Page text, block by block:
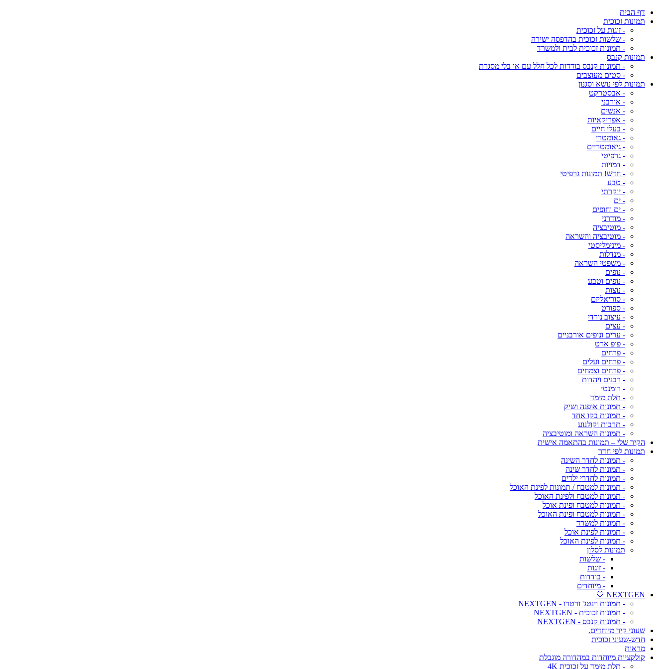
דף הבית
תמונות זכוכית
- זוגות על זכוכית
- שלשות זכוכית בהדפסה ישירה
- תמונות זכוכית לבית ולמשרד
תמונות קנבס
- תמונות קנבס בודדות לכל חלל עם או בלי מסגרת
- סטים מעוצבים
תמונות לפי נושא וסגנון
- אבסטרקט
- אורבני
- אנשים
- אפריקאיות
- בעלי חיים
- גאומטרי
- גיאומטריים
- גרפיטי
- דמויות
- חדש! תמונות גרפיטי
- טבע
- יוקרתי
- ים
- ים וחופים
- מודרני
- מוטיבציה
- מוטיבציה והשראה
- מינימליסטי
- מנדלות
- משפטי השראה
- נופים
- נופים וטבע
- נוצות
- סוריאליזם
- ספורט
- עיצוב נורדי
- עצים
- ערים ונופים אורבניים
- פופ ארט
- פרחים
- פרחים ועלים
- פרחים וצמחים
- רבנים ויהדות
- רומנטי
- תלת מימד
- תמונות אופנה ושיק
- תמונות בקו אחד
- תרבות וקולנוע
- תמונות השראה ומוטיבציה
הקיר שלי – תמונות בהתאמה אישית
תמונות לפי חדר
- תמונות לחדר השינה
- תמונות לחדר שינה
- תמונות לחדרי ילדים
- תמונות למטבח / תמונות לפינת האוכל
- תמונות למטבח ולפינת האוכל
- תמונות למטבח ופינת אוכל
- תמונות למטבח ופינת האוכל
- תמונות למשרד
- תמונות לפינת אוכל
- תמונות לפינת האוכל
תמונות לסלון
- שלשות
- זוגות
- בודדות
- מיוחדים
NEXTGEN 🤍
- תמונות וינטג' ורטרו - NEXTGEN
- תמונות זכוכית - NEXTGEN
- תמונות קנבס - NEXTGEN
שעוני קיר מיוחדים.
חדש-שעוני זכוכית
מראות
קולקציות מיוחדות במהדורה מוגבלת
- תלת מימד על זכוכית 4K